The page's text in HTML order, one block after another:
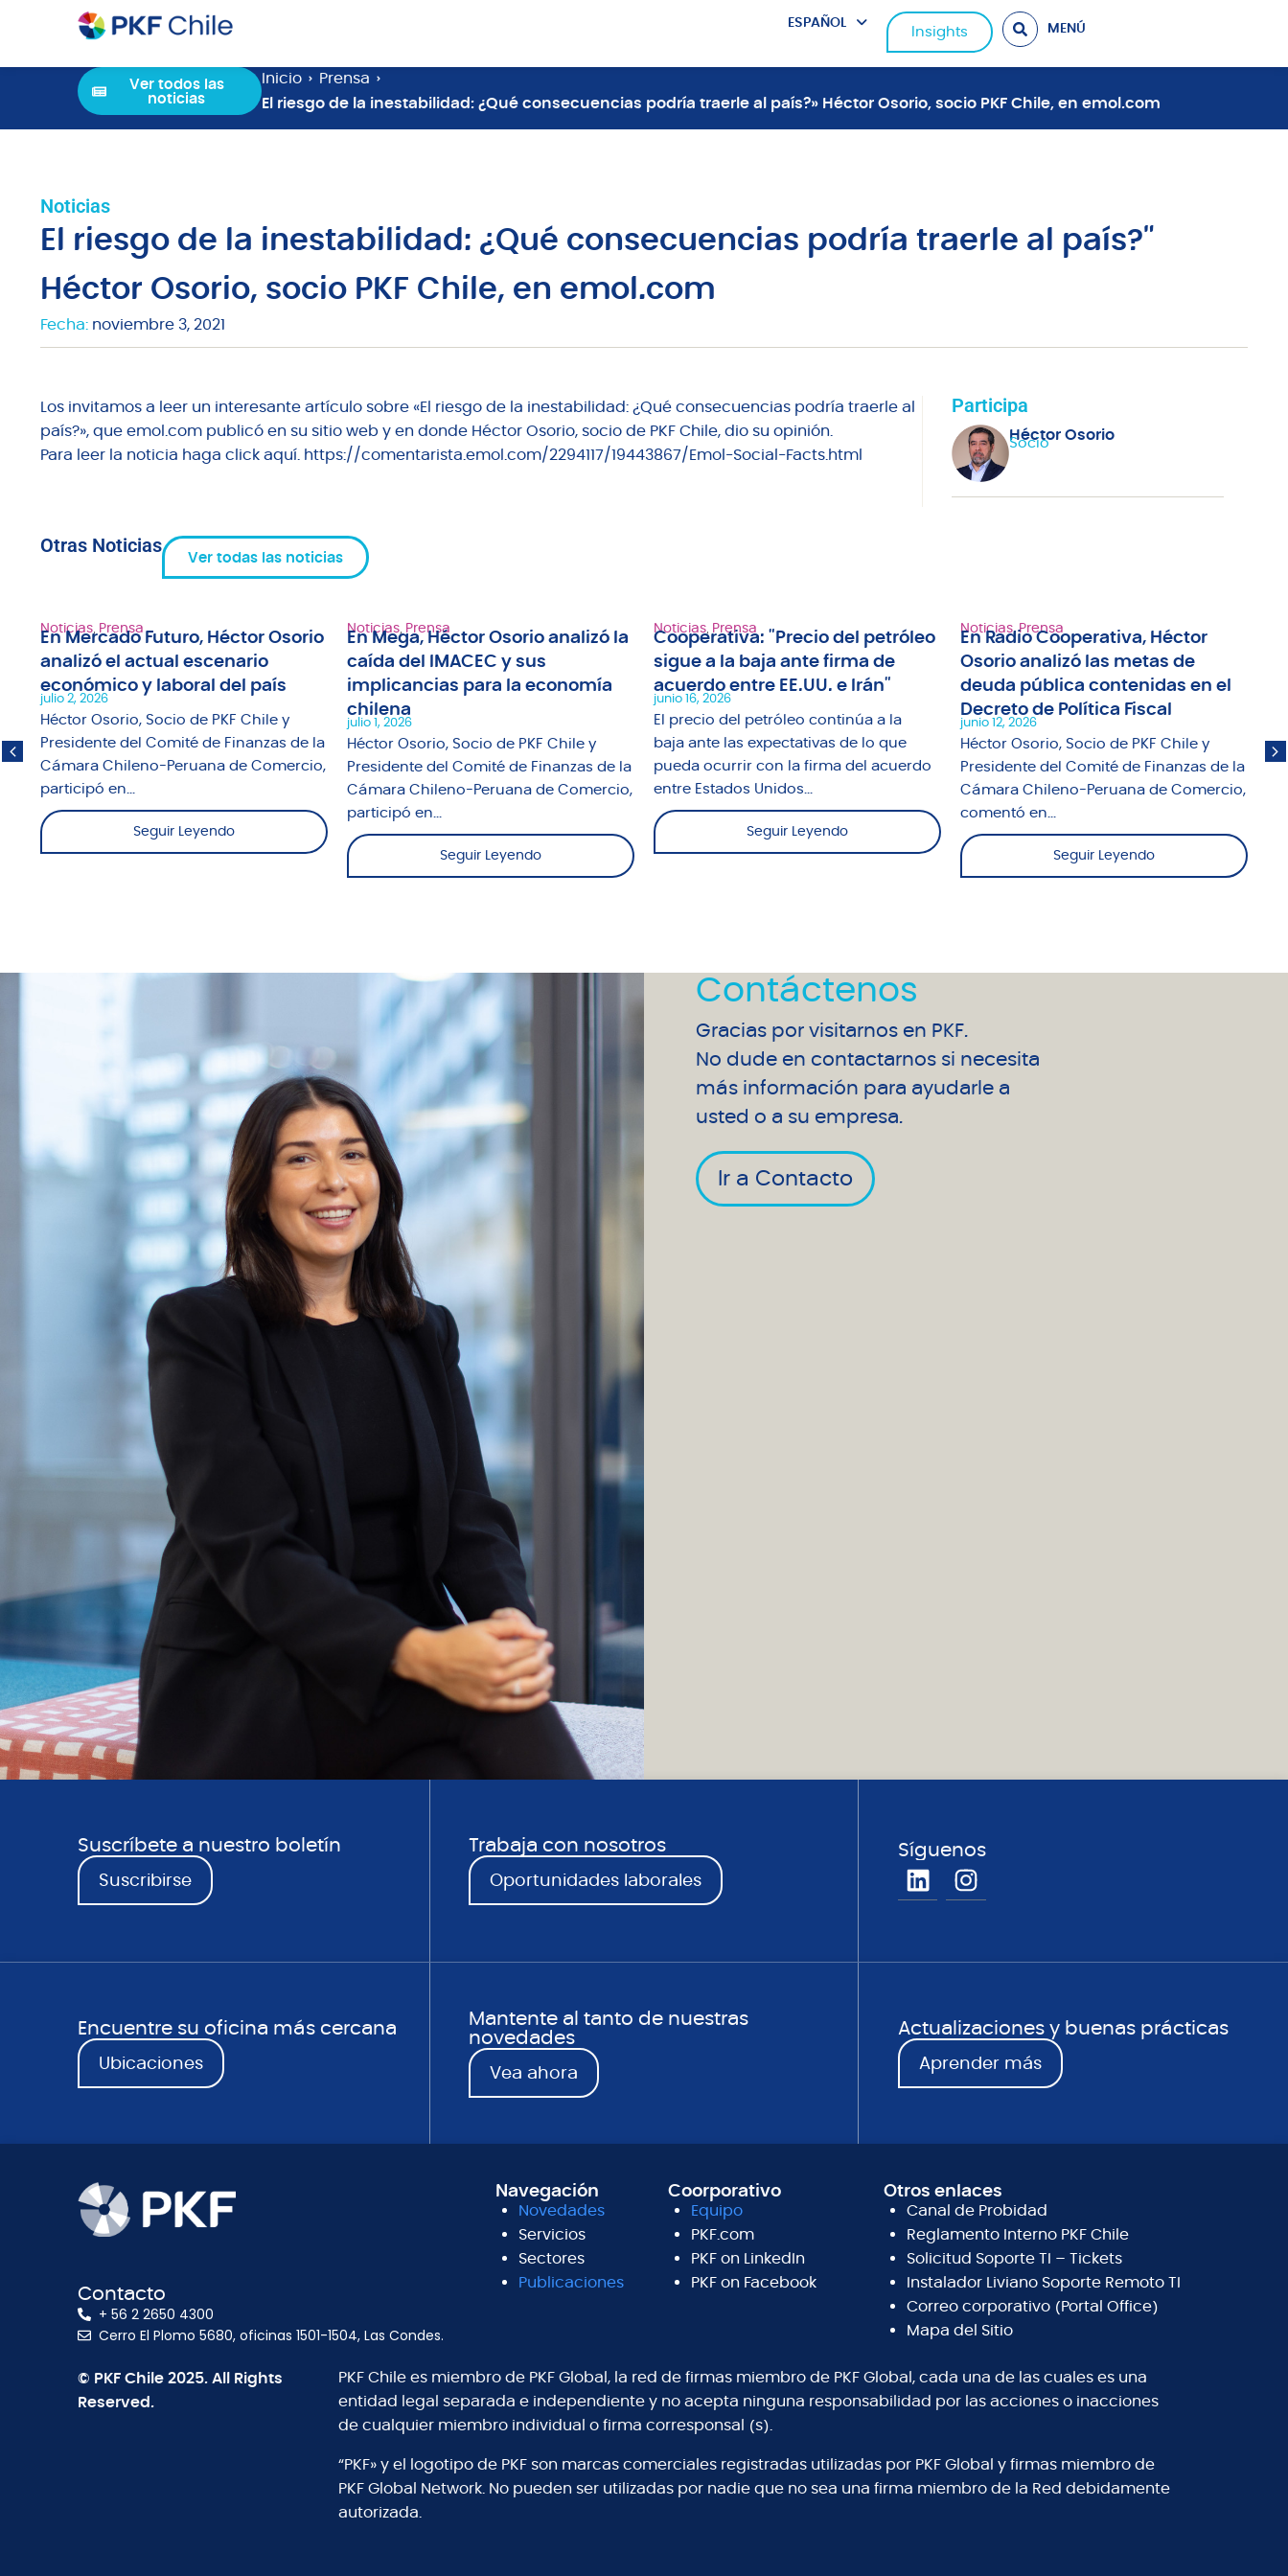
ESPAÑOL
ENGLISH Insights MENÚ
Ver todos las
noticias
Inicio Prensa
El riesgo de la inestabilidad: ¿Qué consecuencias podría traerle al país?» Héctor Osorio, socio PKF Chile, en emol.com
Noticias
El riesgo de la inestabilidad: ¿Qué consecuencias podría traerle al país?"
Héctor Osorio, socio PKF Chile, en emol.com
Fecha: noviembre 3, 2021
Los invitamos a leer un interesante artículo sobre «El riesgo de la inestabilidad: ¿Qué consecuencias podría traerle al
país?», que emol.com publicó en su sitio web y en donde Héctor Osorio, socio de PKF Chile, dio su opinión.
Para leer la noticia haga click aquí. https://comentarista.emol.com/2294117/19443867/Emol-Social-Facts.html
Participa
Héctor Osorio
Socio
Otras Noticias
Ver todas las noticias
Noticias, Prensa
En Mercado Futuro, Héctor Osorio
analizó el actual escenario
económico y laboral del país
julio 2, 2026
Héctor Osorio, Socio de PKF Chile y
Presidente del Comité de Finanzas de la
Cámara Chileno-Peruana de Comercio,
participó en...
Seguir Leyendo
Noticias, Prensa
En Mega, Héctor Osorio analizó la
caída del IMACEC y sus
implicancias para la economía
chilena
julio 1, 2026
Héctor Osorio, Socio de PKF Chile y
Presidente del Comité de Finanzas de la
Cámara Chileno-Peruana de Comercio,
participó en...
Seguir Leyendo
Noticias, Prensa
Cooperativa: "Precio del petróleo
sigue a la baja ante firma de
acuerdo entre EE.UU. e Irán"
junio 16, 2026
El precio del petróleo continúa a la
baja ante las expectativas de lo que
pueda ocurrir con la firma del acuerdo
entre Estados Unidos...
Seguir Leyendo
Noticias,Prensa
En Radio Cooperativa, Héctor
Osorio analizó las metas de
deuda pública contenidas en el
Decreto de Política Fiscal
junio 12, 2026
Héctor Osorio, Socio de PKF Chile y
Presidente del Comité de Finanzas de la
Cámara Chileno-Peruana de Comercio,
comentó en...
Seguir Leyendo
El
Contáctenos
Gracias por visitarnos en PKF.
No dude en contactarnos si necesita
más información para ayudarle a
usted o a su empresa.
Ir a Contacto
Suscríbete a nuestro boletín
Suscribirse
Trabaja con nosotros
Oportunidades laborales
Síguenos
Encuentre su oficina más cercana
Ubicaciones
Mantente al tanto de nuestras
novedades
Vea ahora
Actualizaciones y buenas prácticas
Aprender más
Contacto
+ 56 2 2650 4300
Cerro El Plomo 5680, oficinas 1501-1504, Las Condes.
Navegación
Novedades
Servicios
Sectores
Publicaciones
Coorporativo
Equipo
PKF.com
PKF on LinkedIn
PKF on Facebook
Otros enlaces
Canal de Probidad
Reglamento Interno PKF Chile
Solicitud Soporte TI – Tickets
Instalador Liviano Soporte Remoto TI
Correo corporativo (Portal Office)
Mapa del Sitio
© PKF Chile 2025. All Rights
Reserved.
PKF Chile es miembro de PKF Global, la red de firmas miembro de PKF Global, cada una de las cuales es una
entidad legal separada e independiente y no acepta ninguna responsabilidad por las acciones o inacciones
de cualquier miembro individual o firma corresponsal (s).
“PKF» y el logotipo de PKF son marcas comerciales registradas utilizadas por PKF Global y firmas miembro de
PKF Global Network. No pueden ser utilizadas por nadie que no sea una firma miembro de la Red debidamente
autorizada.